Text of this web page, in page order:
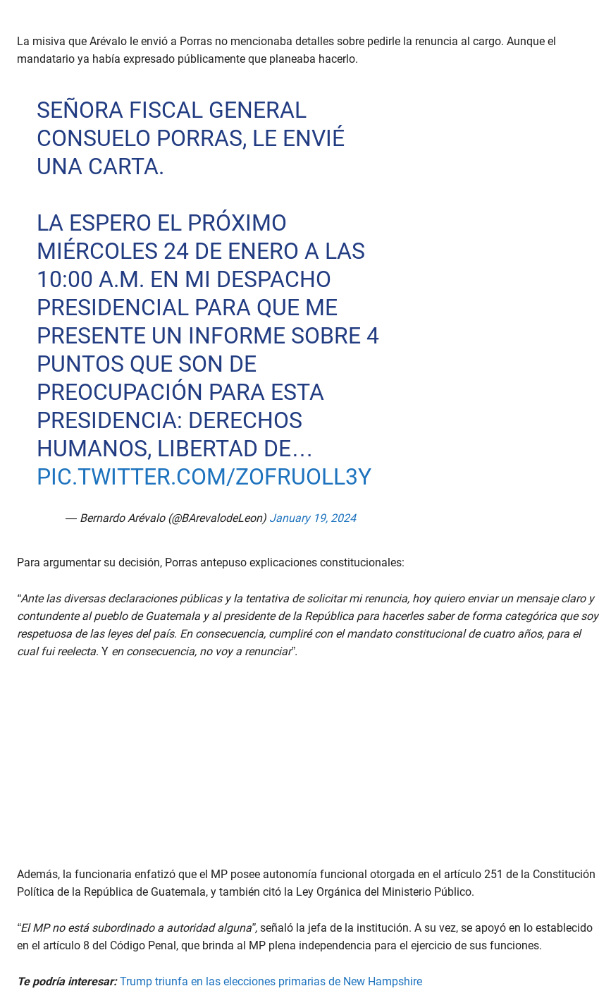
e
o
La misiva que Arévalo le envió a Porras no mencionaba detalles sobre pedirle la renuncia al cargo. Aunque el
mandatario ya había expresado públicamente que planeaba hacerlo.
SEÑORA FISCAL GENERAL
CONSUELO PORRAS, LE ENVIÉ
UNA CARTA.
LA ESPERO EL PRÓXIMO
MIÉRCOLES 24 DE ENERO A LAS
10:00 A.M. EN MI DESPACHO
PRESIDENCIAL PARA QUE ME
PRESENTE UN INFORME SOBRE 4
PUNTOS QUE SON DE
PREOCUPACIÓN PARA ESTA
PRESIDENCIA: DERECHOS
HUMANOS, LIBERTAD DE…
PIC.TWITTER.COM/ZOFRUOLL3Y
— Bernardo Arévalo (@BArevalodeLeon) January 19, 2024
Para argumentar su decisión, Porras antepuso explicaciones constitucionales:
“Ante las diversas declaraciones públicas y la tentativa de solicitar mi renuncia, hoy quiero enviar un mensaje claro y
contundente al pueblo de Guatemala y al presidente de la República para hacerles saber de forma categórica que soy
respetuosa de las leyes del país. En consecuencia, cumpliré con el mandato constitucional de cuatro años, para el
cual fui reelecta. Y en consecuencia, no voy a renunciar”.
Además, la funcionaria enfatizó que el MP posee autonomía funcional otorgada en el artículo 251 de la Constitución
Política de la República de Guatemala, y también citó la Ley Orgánica del Ministerio Público.
“El MP no está subordinado a autoridad alguna”, señaló la jefa de la institución. A su vez, se apoyó en lo establecido
en el artículo 8 del Código Penal, que brinda al MP plena independencia para el ejercicio de sus funciones.
Te podría interesar:Trump triunfa en las elecciones primarias de New Hampshire